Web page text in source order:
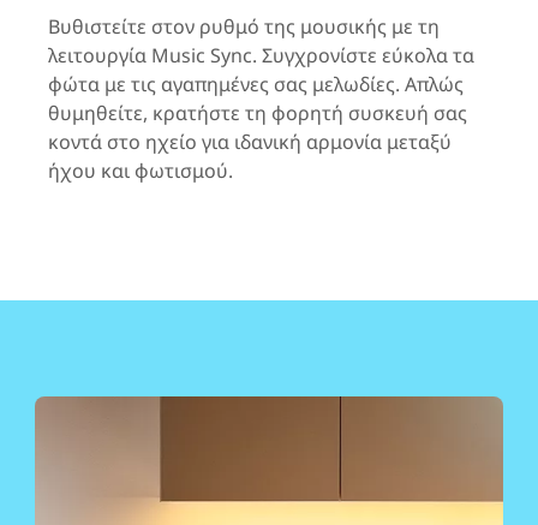
Βυθιστείτε στον ρυθμό της μουσικής με τη
λειτουργία Music Sync. Συγχρονίστε εύκολα τα
φώτα με τις αγαπημένες σας μελωδίες. Απλώς
θυμηθείτε, κρατήστε τη φορητή συσκευή σας
κοντά στο ηχείο για ιδανική αρμονία μεταξύ
ήχου και φωτισμού.